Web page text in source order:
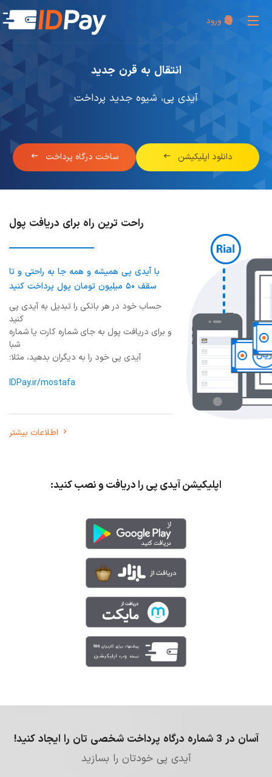
ورود
پرسش های متداول
راهنمای API پرداخت
ثبت نام
انتقال به قرن جدید
آیدی پی، شیوه جدید پرداخت
دانلود اپلیکیشن ساخت درگاه پرداخت
راحت ترین راه برای دریافت پول
با آیدی پی همیشه و همه جا به راحتی و تا
سقف ۵۰ میلیون تومان پول پرداخت کنید
حساب خود در هر بانکی را تبدیل به آیدی پی
کنید
و برای دریافت پول به جای شماره کارت یا شماره
شبا
آیدی پی خود را به دیگران بدهید، مثلا:
IDPay.ir/mostafa
اطلاعات بیشتر
اپلیکیشن آیدی پی را دریافت و نصب کنید:
آسان در 3 شماره درگاه پرداخت شخصی تان را ایجاد کنید!
آیدی پی خودتان را بسازید